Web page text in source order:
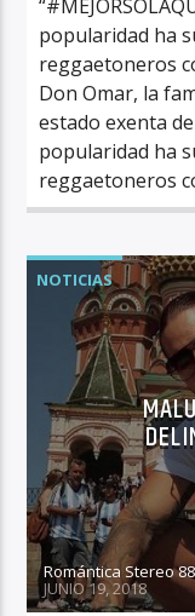
popularidad ha
reggaetoneros
Don Omar, la
estado exenta
popularidad ha
reggaetoneros
NOTICIAS
Romántica Stereo
JUNIO 19, 2018